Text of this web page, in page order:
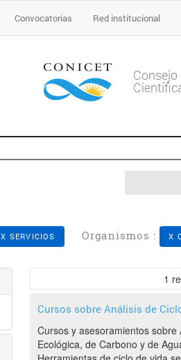
Convocatorias Red institucional
X SERVICIOS Organismos : X
1
Cursos sobre Análisis de
Cursos y asesoramientos
Ecológica, de Carbono y de